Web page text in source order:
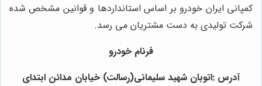
کمپانی ایران خودرو بر اساس استانداردها و قوانین مشخص شده
شرکت تولیدی به دست مشتریان می رسد.
فرنام خودرو
آدرس :اتوبان شهید سلیمانی(رسالت) خیابان مدائن ابتدای